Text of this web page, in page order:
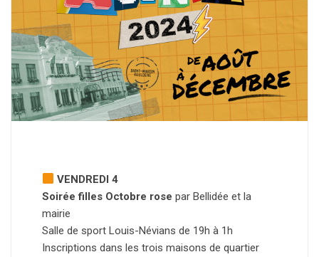
VENDREDI 4
Soirée filles Octobre rose par Bellidée et la
mairie
Salle de sport Louis-Névians de 19h à 1h
Inscriptions dans les trois maisons de quartier